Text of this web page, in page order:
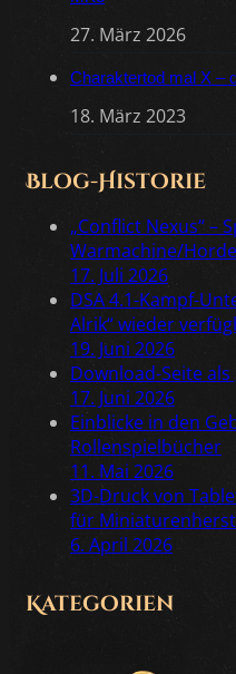
27. März 2026
Charaktertod mal X –
18. März 2023
Blog-Historie
„Conflict Nexus“ –
Warmachine/
17. Juli 2026
DSA 4.1-Kampf-
Alrik“ wieder
19. Juni 2026
Download-Seite
17. Juni 2026
Einblicke in den
Rollenspielbücher
11. Mai 2026
3D-Druck von
für
6. April 2026
Kategorien